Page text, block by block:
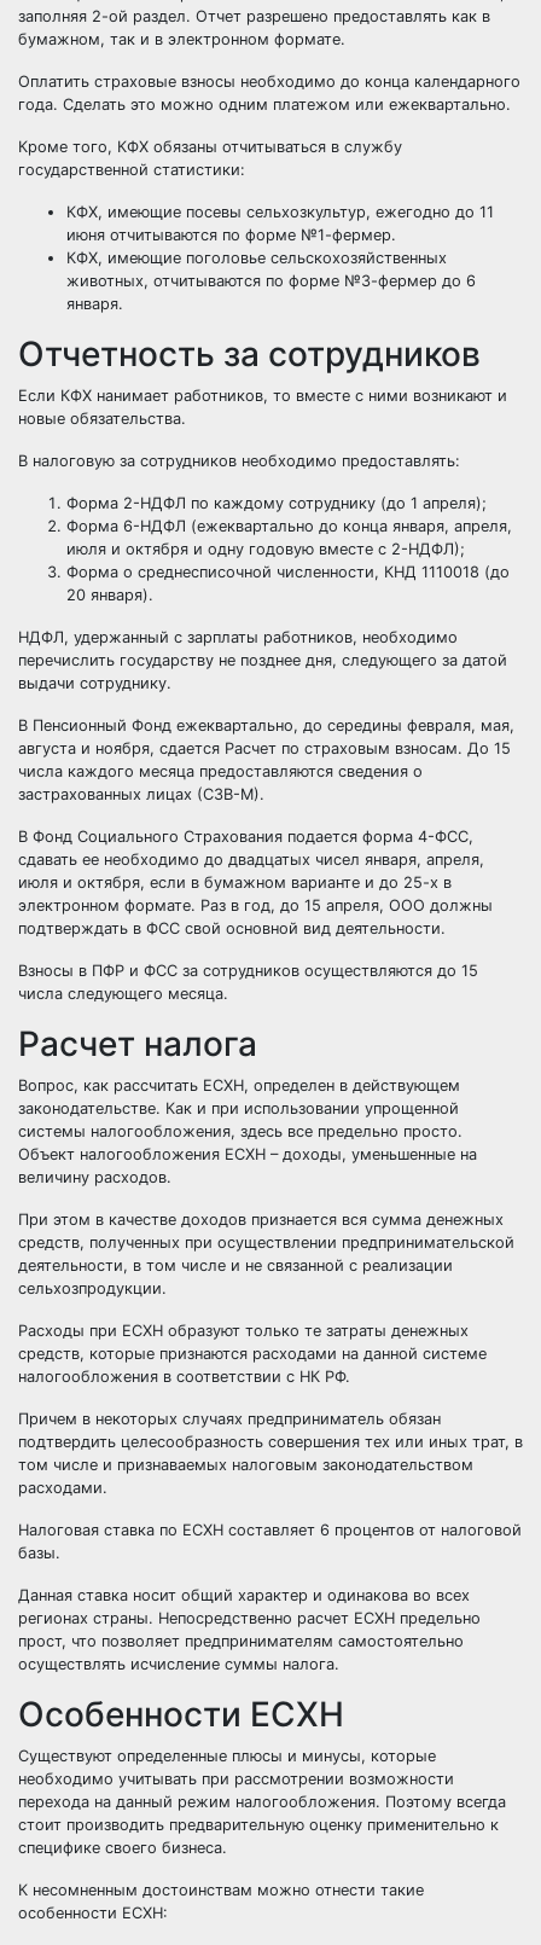
заполняя 2-ой раздел. Отчет разрешено предоставлять как в
бумажном, так и в электронном формате.
Оплатить страховые взносы необходимо до конца календарного
года. Сделать это можно одним платежом или ежеквартально.
Кроме того, КФХ обязаны отчитываться в службу
государственной статистики:
КФХ, имеющие посевы сельхозкультур, ежегодно до 11
июня отчитываются по форме №1-фермер.
КФХ, имеющие поголовье сельскохозяйственных
животных, отчитываются по форме №3-фермер до 6
января.
Отчетность за сотрудников
Если КФХ нанимает работников, то вместе с ними возникают и
новые обязательства.
В налоговую за сотрудников необходимо предоставлять:
Форма 2-НДФЛ по каждому сотруднику (до 1 апреля);
Форма 6-НДФЛ (ежеквартально до конца января, апреля,
июля и октября и одну годовую вместе с 2-НДФЛ);
Форма о среднесписочной численности, КНД 1110018 (до
20 января).
НДФЛ, удержанный с зарплаты работников, необходимо
перечислить государству не позднее дня, следующего за датой
выдачи сотруднику.
В Пенсионный Фонд ежеквартально, до середины февраля, мая,
августа и ноября, сдается Расчет по страховым взносам. До 15
числа каждого месяца предоставляются сведения о
застрахованных лицах (СЗВ-М).
В Фонд Социального Страхования подается форма 4-ФСС,
сдавать ее необходимо до двадцатых чисел января, апреля,
июля и октября, если в бумажном варианте и до 25-х в
электронном формате. Раз в год, до 15 апреля, ООО должны
подтверждать в ФСС свой основной вид деятельности.
Взносы в ПФР и ФСС за сотрудников осуществляются до 15
числа следующего месяца.
Расчет налога
Вопрос, как рассчитать ЕСХН, определен в действующем
законодательстве. Как и при использовании упрощенной
системы налогообложения, здесь все предельно просто.
Объект налогообложения ЕСХН – доходы, уменьшенные на
величину расходов.
При этом в качестве доходов признается вся сумма денежных
средств, полученных при осуществлении предпринимательской
деятельности, в том числе и не связанной с реализации
сельхозпродукции.
Расходы при ЕСХН образуют только те затраты денежных
средств, которые признаются расходами на данной системе
налогообложения в соответствии с НК РФ.
Причем в некоторых случаях предприниматель обязан
подтвердить целесообразность совершения тех или иных трат, в
том числе и признаваемых налоговым законодательством
расходами.
Налоговая ставка по ЕСХН составляет 6 процентов от налоговой
базы.
Данная ставка носит общий характер и одинакова во всех
регионах страны. Непосредственно расчет ЕСХН предельно
прост, что позволяет предпринимателям самостоятельно
осуществлять исчисление суммы налога.
Особенности ЕСХН
Существуют определенные плюсы и минусы, которые
необходимо учитывать при рассмотрении возможности
перехода на данный режим налогообложения. Поэтому всегда
стоит производить предварительную оценку применительно к
специфике своего бизнеса.
К несомненным достоинствам можно отнести такие
особенности ЕСХН: